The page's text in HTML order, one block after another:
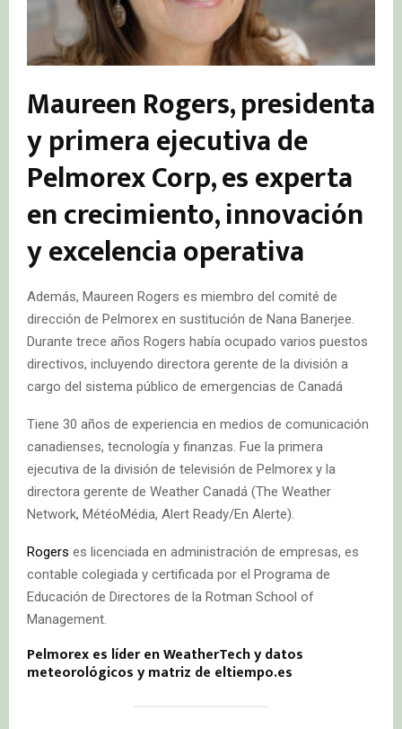
Maureen Rogers, presidenta
y primera ejecutiva de
Pelmorex Corp, es experta
en crecimiento, innovación
y excelencia operativa
Además, Maureen Rogers es miembro del comité de
dirección de Pelmorex en sustitución de Nana Banerjee.
Durante trece años Rogers había ocupado varios puestos
directivos, incluyendo directora gerente de la división a
cargo del sistema público de emergencias de Canadá
Tiene 30 años de experiencia en medios de comunicación
canadienses, tecnología y finanzas. Fue la primera
ejecutiva de la división de televisión de Pelmorex y la
directora gerente de Weather Canadá (The Weather
Network, MétéoMédia, Alert Ready/En Alerte).
Rogers es licenciada en administración de empresas, es
contable colegiada y certificada por el Programa de
Educación de Directores de la Rotman School of
Management.
Pelmorex es líder en WeatherTech y datos
meteorológicos y matriz de eltiempo.es